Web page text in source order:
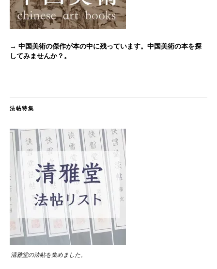
→ 中国美術の傑作が本の中に残っています。中国美術の本を探
してみませんか？。
法帖特集
清雅堂の法帖を集めました。